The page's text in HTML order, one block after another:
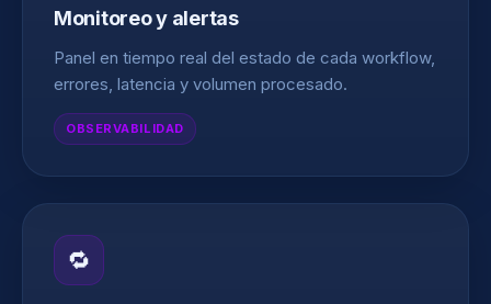
Monitoreo y alertas
Panel en tiempo real del estado de cada workflow,
errores, latencia y volumen procesado.
OBSERVABILIDAD
🔁